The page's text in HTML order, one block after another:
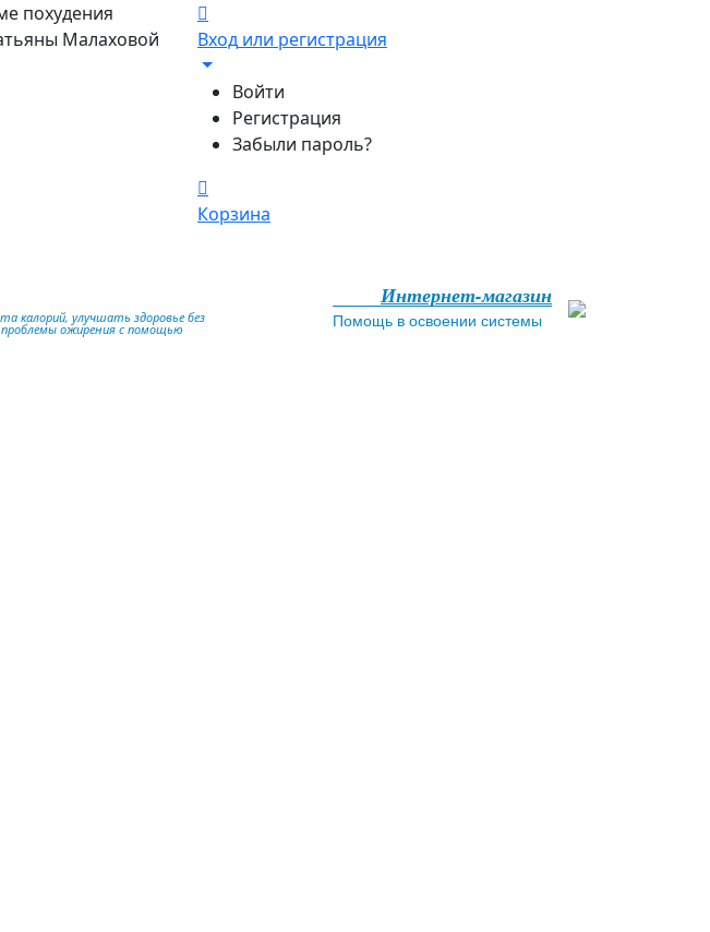
похудения
Малаховой
Вход или регистрация
Войти
Регистрация
Забыли пароль?
Корзина
калорий, улучшать здоровье без
ожирения с помощью
Интернет-магазин
Помощь в освоении системы